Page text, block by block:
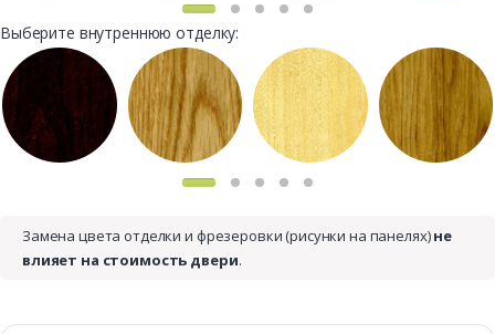
Выберите внутреннюю отделку:
Замена цвета отделки и фрезеровки (рисунки на панелях)не
влияет на стоимость двери.